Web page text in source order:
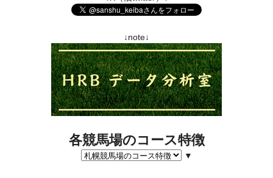
↓note↓
各競馬場のコース特徴
▼